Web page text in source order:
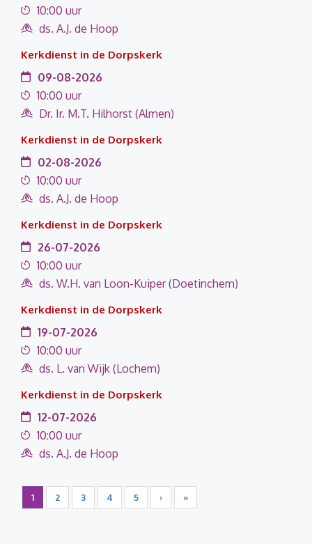
10:00 uur
ds. A.J. de Hoop
Kerkdienst in de Dorpskerk
09-08-2026
10:00 uur
Dr. Ir. M.T. Hilhorst (Almen)
Kerkdienst in de Dorpskerk
02-08-2026
10:00 uur
ds. A.J. de Hoop
Kerkdienst in de Dorpskerk
26-07-2026
10:00 uur
ds. W.H. van Loon-Kuiper (Doetinchem)
Kerkdienst in de Dorpskerk
19-07-2026
10:00 uur
ds. L. van Wijk (Lochem)
Kerkdienst in de Dorpskerk
12-07-2026
10:00 uur
ds. A.J. de Hoop
1 2 3 4 5 › »